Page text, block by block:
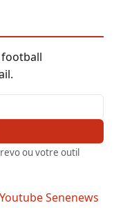
football
ou votre outil